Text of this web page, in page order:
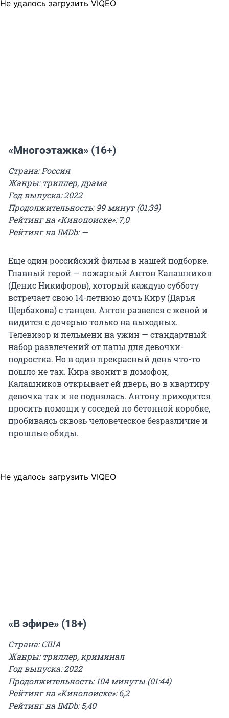
Не удалось загрузить VIQEO
«Многоэтажка» (16+)
Страна: Россия
Жанры: триллер, драма
Год выпуска: 2022
Продолжительность: 99 минут (01:39)
Рейтинг на «Кинопоиске»: 7,0
Рейтинг на IMDb: —
Еще один российский фильм в нашей подборке.
Главный герой — пожарный Антон Калашников
(Денис Никифоров), который каждую субботу
встречает свою 14-летнюю дочь Киру (Дарья
Щербакова) с танцев. Антон развелся с женой и
видится с дочерью только на выходных.
Телевизор и пельмени на ужин — стандартный
набор развлечений от папы для девочки-
подростка. Но в один прекрасный день что-то
пошло не так. Кира звонит в домофон,
Калашников открывает ей дверь, но в квартиру
девочка так и не поднялась. Антону приходится
просить помощи у соседей по бетонной коробке,
пробиваясь сквозь человеческое безразличие и
прошлые обиды.
Не удалось загрузить VIQEO
«В эфире» (18+)
Страна: США
Жанры: триллер, криминал
Год выпуска: 2022
Продолжительность: 104 минуты (01:44)
Рейтинг на «Кинопоиске»: 6,2
Рейтинг на IMDb: 5,40